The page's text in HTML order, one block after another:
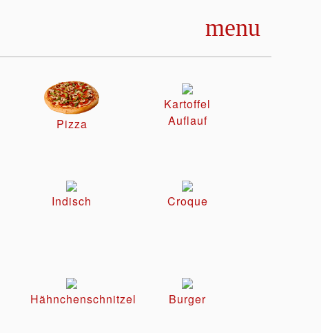
menu
Pizza
Kartoffel
Auflauf
Indisch Croque
Hähnchenschnitzel Burger